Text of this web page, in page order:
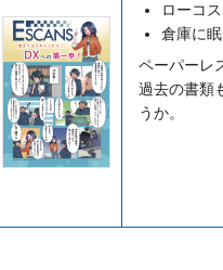
ローコ
倉庫に
ペーパーレ
過去の書類
うか。